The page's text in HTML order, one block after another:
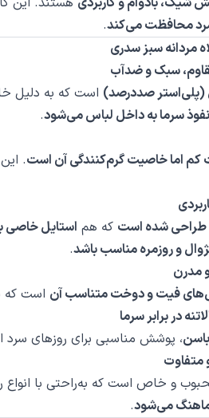
محافظت می‌کند.
مردانه سبز سدری
صددرصد) است که به دلیل
نفوذ سرما به داخل لباس می‌شود.
اما خاصیت گرم‌کنندگی آن است.
طراحی شده است که هم استایل خاصی
و روزمره مناسب باشد.
فیت و دوخت متناسب آن است که
، پوشش مناسبی برای روزهای سرد
و خاص است که به‌راحتی با
می‌شود.